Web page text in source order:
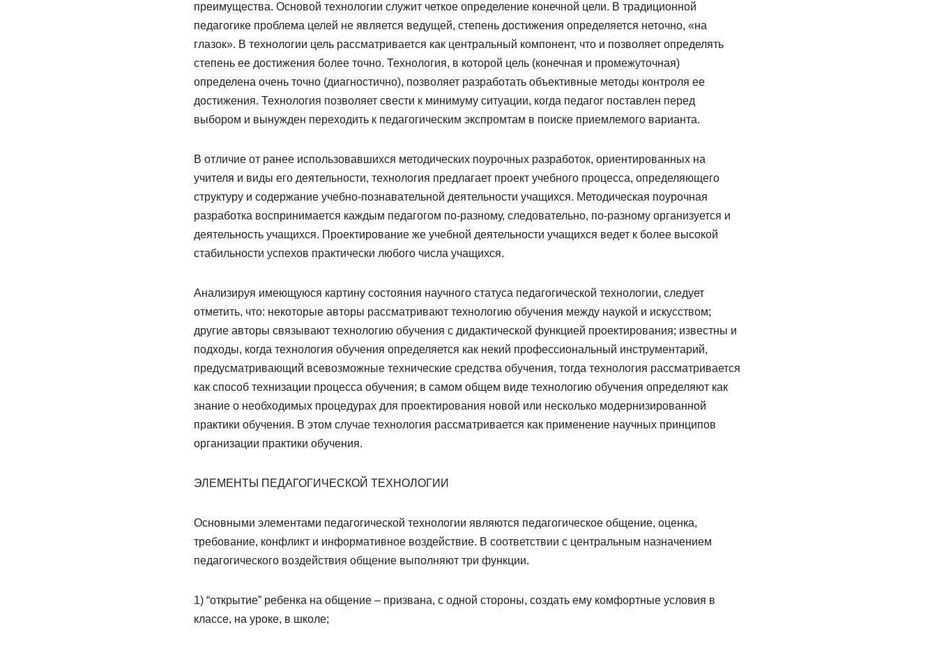
преимущества. Основой технологии служит четкое определение конечной цели. В традиционной
педагогике проблема целей не является ведущей, степень достижения определяется неточно, «на
глазок». В технологии цель рассматривается как центральный компонент, что и позволяет определять
степень ее достижения более точно. Технология, в которой цель (конечная и промежуточная)
определена очень точно (диагностично), позволяет разработать объективные методы контроля ее
достижения. Технология позволяет свести к минимуму ситуации, когда педагог поставлен перед
выбором и вынужден переходить к педагогическим экспромтам в поиске приемлемого варианта.
В отличие от ранее использовавшихся методических поурочных разработок, ориентированных на
учителя и виды его деятельности, технология предлагает проект учебного процесса, определяющего
структуру и содержание учебно-познавательной деятельности учащихся. Методическая поурочная
разработка воспринимается каждым педагогом по-разному, следовательно, по-разному организуется и
деятельность учащихся. Проектирование же учебной деятельности учащихся ведет к более высокой
стабильности успехов практически любого числа учащихся.
Анализируя имеющуюся картину состояния научного статуса педагогической технологии, следует
отметить, что: некоторые авторы рассматривают технологию обучения между наукой и искусством;
другие авторы связывают технологию обучения с дидактической функцией проектирования; известны и
подходы, когда технология обучения определяется как некий профессиональный инструментарий,
предусматривающий всевозможные технические средства обучения, тогда технология рассматривается
как способ технизации процесса обучения; в самом общем виде технологию обучения определяют как
знание о необходимых процедурах для проектирования новой или несколько модернизированной
практики обучения. В этом случае технология рассматривается как применение научных принципов
организации практики обучения.
ЭЛЕМЕНТЫ ПЕДАГОГИЧЕСКОЙ ТЕХНОЛОГИИ
Основными элементами педагогической технологии являются педагогическое общение, оценка,
требование, конфликт и информативное воздействие. В соответствии с центральным назначением
педагогического воздействия общение выполняют три функции.
1) “открытие” ребенка на общение – призвана, с одной стороны, создать ему комфортные условия в
классе, на уроке, в школе;